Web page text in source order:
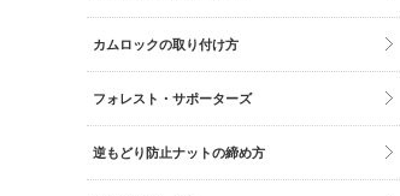
カムロックの取り付け方
フォレスト・サポーターズ
逆もどり防止ナットの締め方